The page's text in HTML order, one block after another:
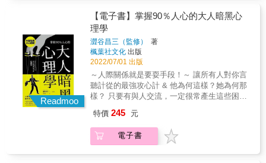
人。」「宗吾此書，直不啻聚千古大奸大詐於
一堂，而一一讞定其罪，吾人熟讀此書，即知
厚黑中人，比比皆是，庶幾出而應世，不為若
輩所愚。」「用厚黑以圖謀一己之私利，是極
卑劣之行為；用厚黑以圖謀眾人公利，是至高
無上之道德。」「聖人也，厚黑也，二而一，
一而二也。」「凡人死了，事業就完畢，惟有
關羽死了過後，還幹了許多事業，竟自掙得聖
閻王在何處？他說：「在地下。」講耶教的
人，說有個上帝，問上帝在何處？他說：「在
天上。」講理學的人，說有許多聖人，問聖人
在何處？他說：「在古時。」這三種怪物，都
是只可意中想像，不能目睹，不能證實。惟其
要的是厚黑心實力】 中國近四千年，一部二十
四史，一言以蔽之，厚黑而已。李宗吾為民初
厚黑學教主，鑽研中國君王與偉人的特性，心
要同劉邦一樣黑，才能夠從項羽手中奪天下；
臉要同劉備一樣厚，才能哭出一片江山。李宗
吾深讀四書五經，破解中國近四千年的歷史奧
義，褪下成功之人神聖的包裝，習得厚黑真本
領，讀懂人性，處處占盡上風的處世絕學。 &
李宗吾《厚黑學》的特點，除了可形容為覺青
的正義祖宗，他重新詮釋千百年流傳下來的權
立思考的頂新觀點。回應台灣這幾年常吵「去
中國化」、「我的小孩都不懂什麼歷史事件
了」那種對傳統經典、傳統歷史、單一內容的
Readmoo
【電子書】掌握90％人心的大人暗黑心
理學
澀谷昌三（監修）
著
楓葉社文化 出版
2022/07/01 出版
～人際關係就是要耍手段！～ 讓所有人對你言
聽計從的最強攻心計 & 他為何這樣？她為何那
樣？ 只要有與人交流，一定很常產生這些困
透過這些行為和話語窺探他人的內心， 進一步
將人引導至自己想要的方向，隨心所欲操縱人
心。 & 本書介紹的心理學技巧可以應用在「家
特價 245 元
電子書